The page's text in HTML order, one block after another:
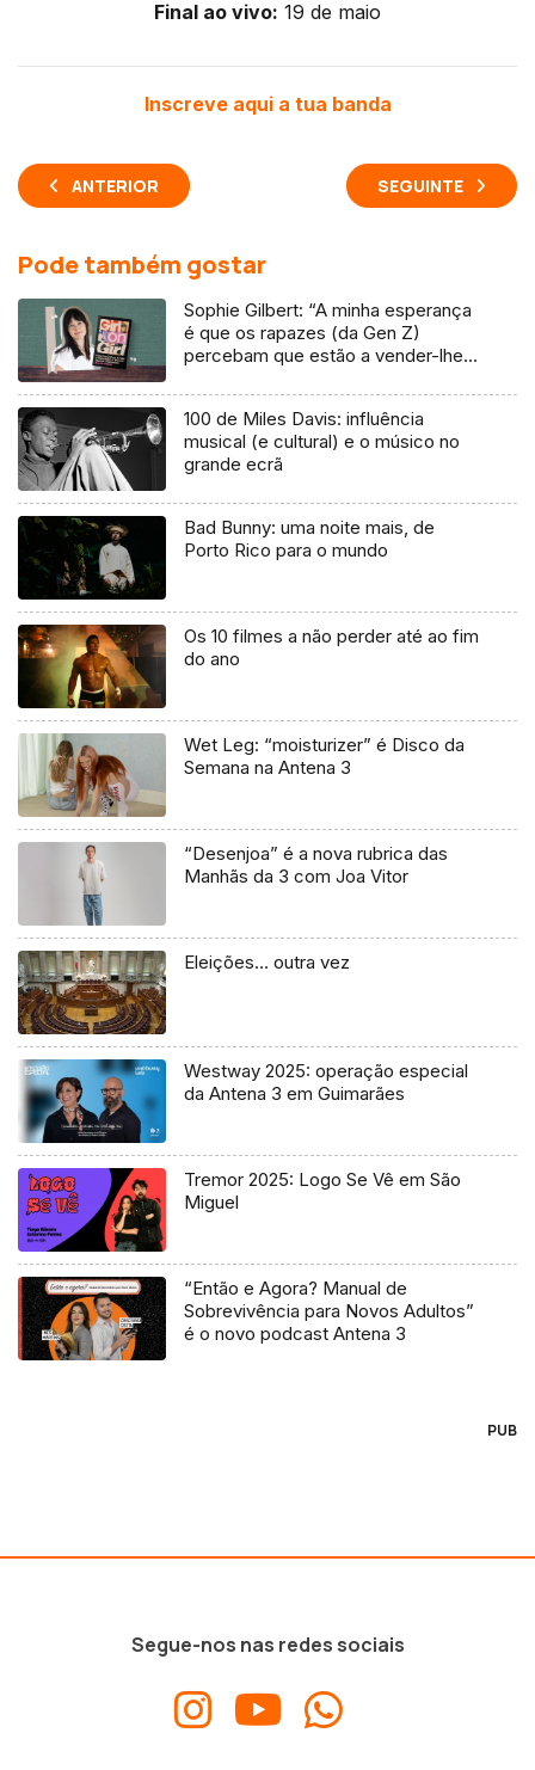
Final ao vivo: 19 de maio
Inscreve aqui a tua banda
ANTERIOR SEGUINTE
Pode também gostar
Sophie Gilbert: “A minha esperança
é que os rapazes (da Gen Z)
percebam que estão a vender-lhes
100 de Miles Davis: influência
musical (e cultural) e o músico no
grande ecrã
Bad Bunny: uma noite mais, de
Porto Rico para o mundo
Os 10 filmes a não perder até ao fim
do ano
Wet Leg: “moisturizer” é Disco da
Semana na Antena 3
“Desenjoa” é a nova rubrica das
Manhãs da 3 com Joa Vitor
Eleições… outra vez
Westway 2025: operação especial
da Antena 3 em Guimarães
Tremor 2025: Logo Se Vê em São
Miguel
“Então e Agora? Manual de
Sobrevivência para Novos Adultos”
é o novo podcast Antena 3
PUB
Segue-nos nas redes sociais